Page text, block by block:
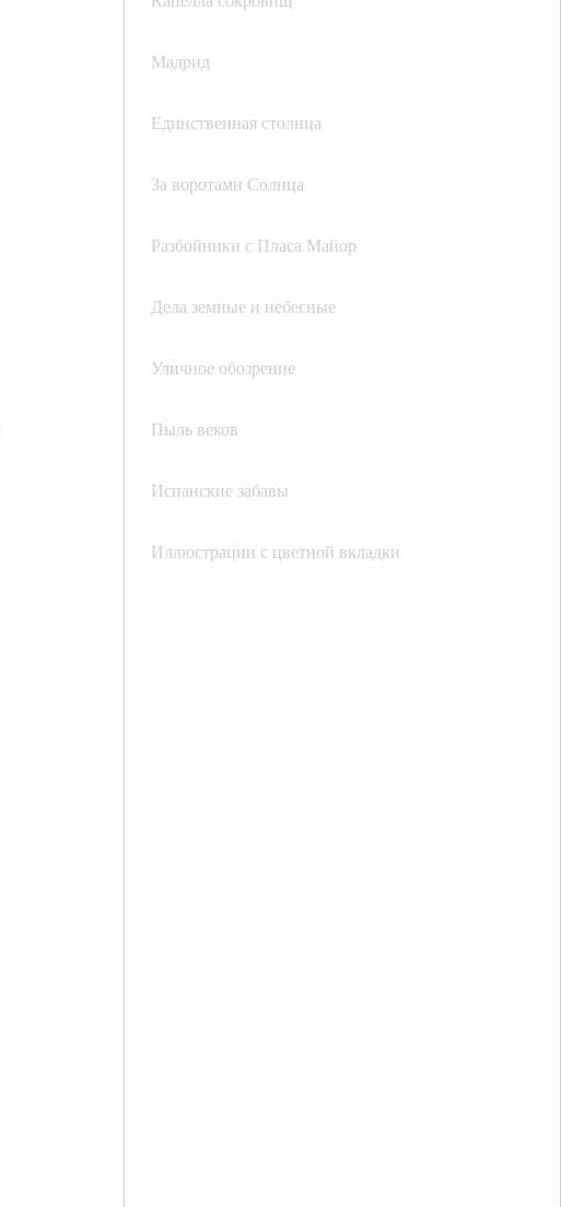
Мадрид
Единственная столица
За воротами Солнца
Разбойники с Пласа Майор
Дела земные и небесные
Уличное обозрение
Пыль веков
Испанские забавы
Иллюстрации с цветной вкладки